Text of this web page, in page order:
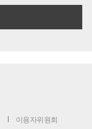
이용자위원회